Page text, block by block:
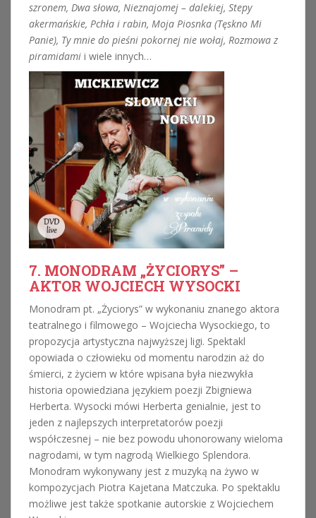
szronem, Dwa słowa, Nieznajomej – dalekiej, Stepy
akermańskie, Pchła i rabin, Moja Piosnka (Tęskno Mi
Panie), Ty mnie do pieśni pokornej nie wołaj, Rozmowa z
piramidami i wiele innych…
7. MONODRAM „ŻYCIORYS” –
AKTOR WOJCIECH WYSOCKI
Monodram pt. „Życiorys” w wykonaniu znanego aktora
teatralnego i filmowego – Wojciecha Wysockiego, to
propozycja artystyczna najwyższej ligi. Spektakl
opowiada o człowieku od momentu narodzin aż do
śmierci, z życiem w które wpisana była niezwykła
historia opowiedziana językiem poezji Zbigniewa
Herberta. Wysocki mówi Herberta genialnie, jest to
jeden z najlepszych interpretatorów poezji
współczesnej – nie bez powodu uhonorowany wieloma
nagrodami, w tym nagrodą Wielkiego Splendora.
Monodram wykonywany jest z muzyką na żywo w
kompozycjach Piotra Kajetana Matczuka. Po spektaklu
możliwe jest także spotkanie autorskie z Wojciechem